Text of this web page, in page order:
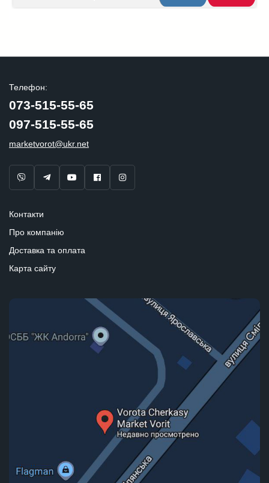
Телефон:
073-515-55-65
097-515-55-65
marketvorot@ukr.net
Контакти
Про компанію
Доставка та оплата
Карта сайту